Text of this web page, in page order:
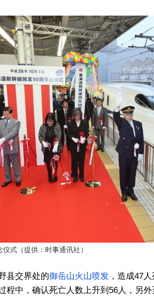
式（提供：时事通讯社）
县交界处的御岳山火山喷发，造成47
程中，确认死亡人数上升到56人，另